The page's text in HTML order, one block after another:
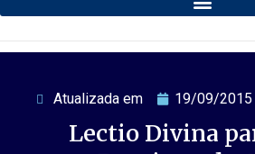
Atualizada em 19/09/2015
Lectio Divina